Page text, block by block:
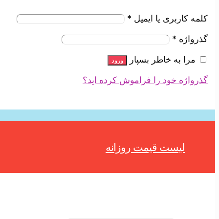
کلمه کاربری یا ایمیل *
گذرواژه *
مرا به خاطر بسپار
ورود
گذرواژه خود را فراموش کرده اید؟
لیست قیمت روزانه